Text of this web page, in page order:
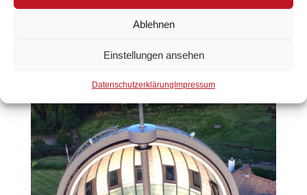
Ablehnen
Einstellungen ansehen
Datenschutzerklärung Impressum